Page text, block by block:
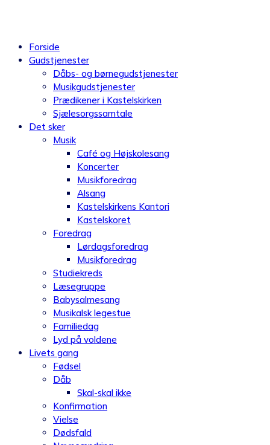
Forside
Gudstjenester
Dåbs- og børnegudstjenester
Musikgudstjenester
Prædikener i Kastelskirken
Sjælesorgssamtale
Det sker
Musik
Café og Højskolesang
Koncerter
Musikforedrag
Alsang
Kastelskirkens Kantori
Kastelskoret
Foredrag
Lørdagsforedrag
Musikforedrag
Studiekreds
Læsegruppe
Babysalmesang
Musikalsk legestue
Familiedag
Lyd på voldene
Livets gang
Fødsel
Dåb
Skal-skal ikke
Konfirmation
Vielse
Dødsfald